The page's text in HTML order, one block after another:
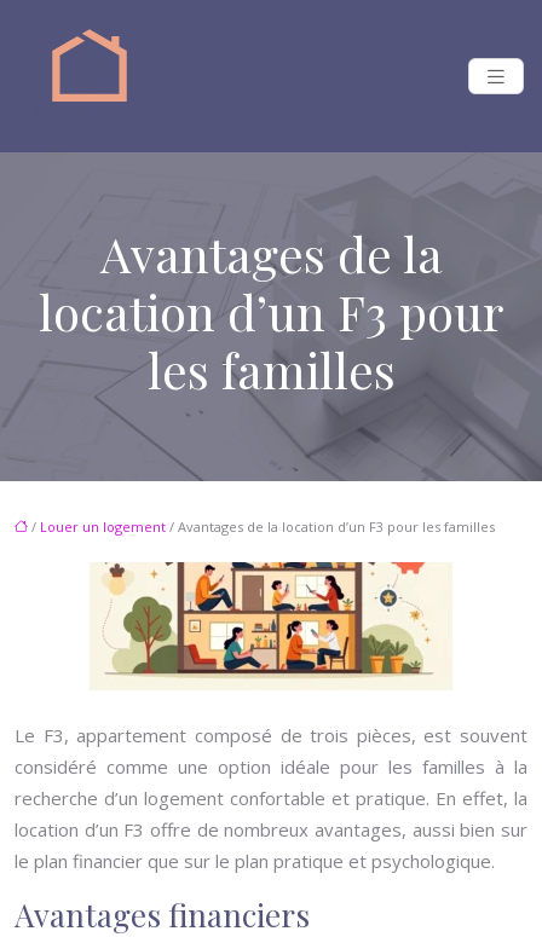
Avantages de la
location d’un F3 pour
les familles
/ Louer un logement / Avantages de la location d’un F3 pour les familles
Le F3, appartement composé de trois pièces, est souvent
considéré comme une option idéale pour les familles à la
recherche d’un logement confortable et pratique. En effet, la
location d’un F3 offre de nombreux avantages, aussi bien sur
le plan financier que sur le plan pratique et psychologique.
Avantages financiers